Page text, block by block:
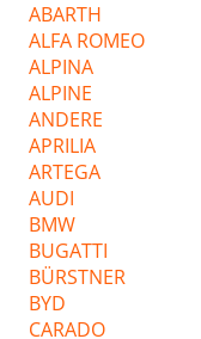
ABARTH
ALFA ROMEO
ALPINA
ALPINE
ANDERE
APRILIA
ARTEGA
AUDI
BMW
BUGATTI
BÜRSTNER
BYD
CARADO